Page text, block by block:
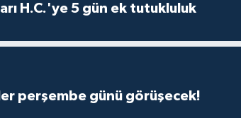
H.C.'ye 5 gün ek tutukluluk
perşembe günü görüşecek!